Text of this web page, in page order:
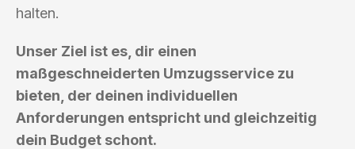
halten.
Unser Ziel ist es, dir einen
maßgeschneiderten Umzugsservice zu
bieten, der deinen individuellen
Anforderungen entspricht und gleichzeitig
dein Budget schont.